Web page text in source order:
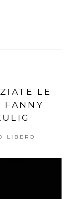
LE
FANNY
LIBERO